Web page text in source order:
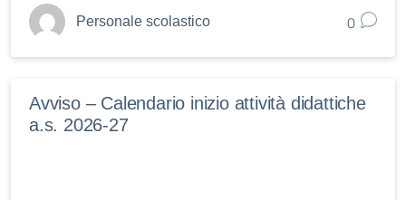
Personale scolastico 0
Avviso – Calendario inizio attività didattiche
a.s. 2026-27